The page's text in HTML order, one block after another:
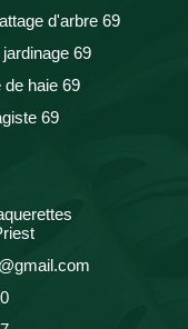
d'arbre 69
69
de haie 69
69